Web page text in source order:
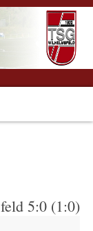
5:0 (1:0)